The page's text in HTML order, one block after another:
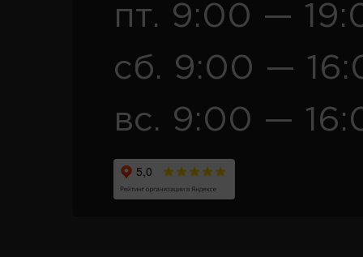
пт. 9:00 —
сб. 9:00 —
вс. 9:00 —